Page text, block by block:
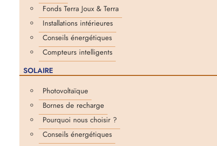
Fonds Terra Joux & Terra
Installations intérieures
Conseils énergétiques
Compteurs intelligents
SOLAIRE
Photovoltaïque
Bornes de recharge
Pourquoi nous choisir ?
Conseils énergétiques